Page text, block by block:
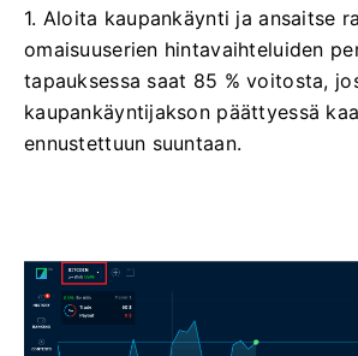
1. Aloita kaupankäynti ja ansaitse
omaisuuserien hintavaihteluiden
tapauksessa saat 85 % voitosta,
kaupankäyntijakson päättyessä
ennustettuun suuntaan.